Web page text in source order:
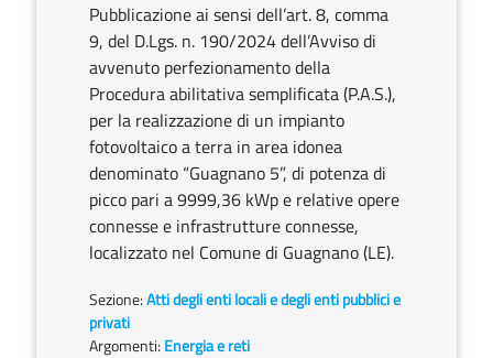
Pubblicazione ai sensi dell’art. 8, comma
9, del D.Lgs. n. 190/2024 dell’Avviso di
avvenuto perfezionamento della
Procedura abilitativa semplificata (P.A.S.),
per la realizzazione di un impianto
fotovoltaico a terra in area idonea
denominato “Guagnano 5”, di potenza di
picco pari a 9999,36 kWp e relative opere
connesse e infrastrutture connesse,
localizzato nel Comune di Guagnano (LE).
Sezione:Atti degli enti locali e degli enti pubblici e
privati
Argomenti: Energia e reti